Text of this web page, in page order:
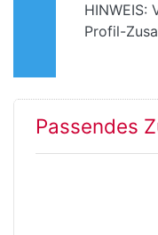
HINWEIS:
Profil-
Passendes